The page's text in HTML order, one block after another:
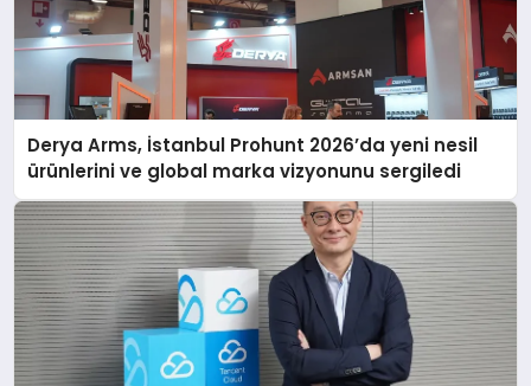
Derya Arms, İstanbul Prohunt 2026’da yeni nesil
ürünlerini ve global marka vizyonunu sergiledi